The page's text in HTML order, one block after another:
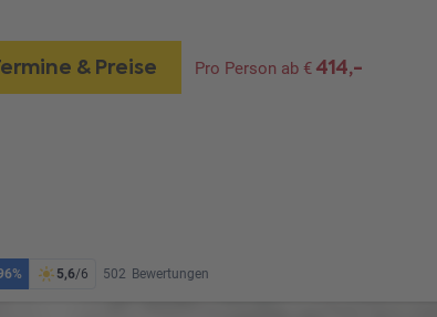
& Preise Pro Person ab €414,-
5,6/6 502 Bewertungen